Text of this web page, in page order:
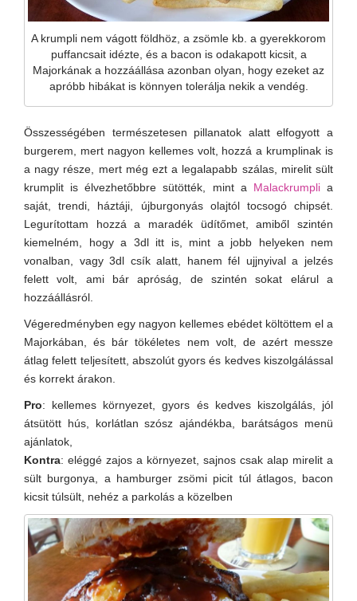
A krumpli nem vágott földhöz, a zsömle kb. a gyerekkorom
puffancsait idézte, és a bacon is odakapott kicsit, a
Majorkának a hozzáállása azonban olyan, hogy ezeket az
apróbb hibákat is könnyen tolerálja nekik a vendég.
Összességében természetesen pillanatok alatt elfogyott a
burgerem, mert nagyon kellemes volt, hozzá a krumplinak is
a nagy része, mert még ezt a legalapabb szálas, mirelit sült
krumplit is élvezhetőbbre sütötték, mint a Malackrumplia
saját, trendi, háztáji, újburgonyás olajtól tocsogó chipsét.
Legurítottam hozzá a maradék üdítőmet, amiből szintén
kiemelném, hogy a 3dl itt is, mint a jobb helyeken nem
vonalban, vagy 3dl csík alatt, hanem fél ujjnyival a jelzés
felett volt, ami bár apróság, de szintén sokat elárul a
hozzáállásról.
Végeredményben egy nagyon kellemes ebédet költöttem el a
Majorkában, és bár tökéletes nem volt, de azért messze
átlag felett teljesített, abszolút gyors és kedves kiszolgálással
és korrekt árakon.
Pro: kellemes környezet, gyors és kedves kiszolgálás, jól
átsütött hús, korlátlan szósz ajándékba, barátságos menü
ajánlatok,
Kontra: eléggé zajos a környezet, sajnos csak alap mirelit a
sült burgonya, a hamburger zsömi picit túl átlagos, bacon
kicsit túlsült, nehéz a parkolás a közelben